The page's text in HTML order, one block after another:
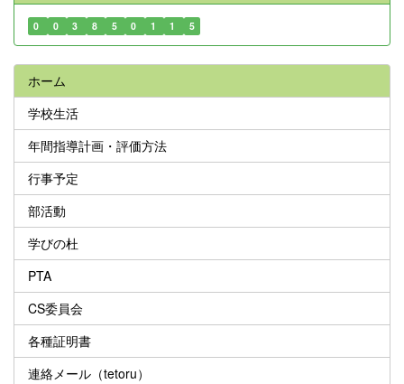
0 0 3 8 5 0 1 1 5
ホーム
学校生活
年間指導計画・評価方法
行事予定
部活動
学びの杜
PTA
CS委員会
各種証明書
連絡メール（tetoru）